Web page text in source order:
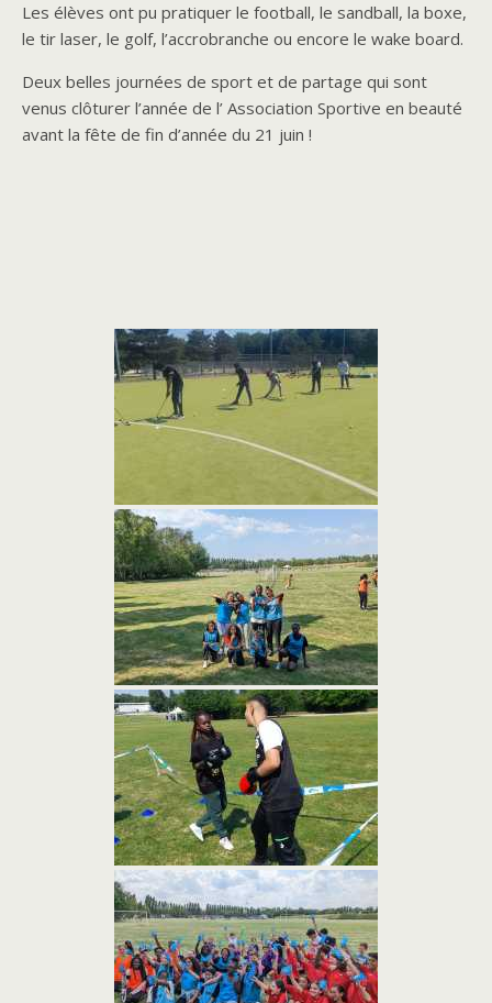
Les élèves ont pu pratiquer le football, le sandball, la boxe,
le tir laser, le golf, l’accrobranche ou encore le wake board.
Deux belles journées de sport et de partage qui sont
venus clôturer l’année de l’ Association Sportive en beauté
avant la fête de fin d’année du 21 juin !